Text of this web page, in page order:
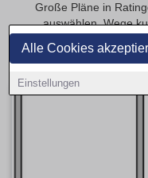
Alle Cookies
Einstellungen
Große Pläne in
auswählen, Wege